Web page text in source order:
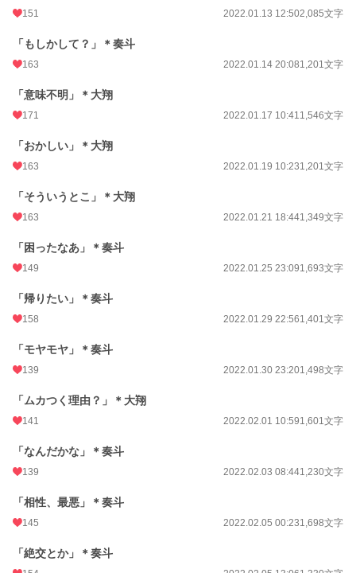
151 2022.01.13 12:502,085文字
「もしかして？」＊奏斗
163 2022.01.14 20:081,201文字
「意味不明」＊大翔
171 2022.01.17 10:411,546文字
「おかしい」＊大翔
163 2022.01.19 10:231,201文字
「そういうとこ」＊大翔
163 2022.01.21 18:441,349文字
「困ったなあ」＊奏斗
149 2022.01.25 23:091,693文字
「帰りたい」＊奏斗
158 2022.01.29 22:561,401文字
「モヤモヤ」＊奏斗
139 2022.01.30 23:201,498文字
「ムカつく理由？」＊大翔
141 2022.02.01 10:591,601文字
「なんだかな」＊奏斗
139 2022.02.03 08:441,230文字
「相性、最悪」＊奏斗
145 2022.02.05 00:231,698文字
「絶交とか」＊奏斗